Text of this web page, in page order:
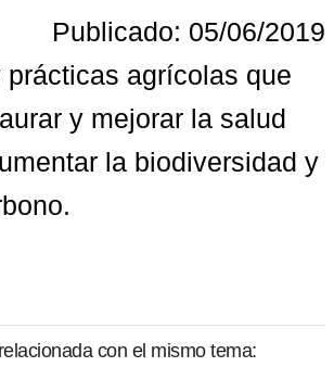
Publicado: 05/06/2019
prácticas agrícolas que
y mejorar la salud
la biodiversidad y
con el mismo tema: